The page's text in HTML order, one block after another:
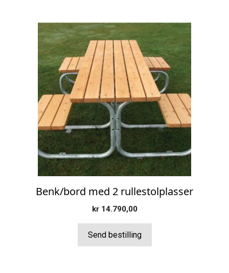
Benk/bord med 2 rullestolplasser
kr14.790,00
Send bestilling